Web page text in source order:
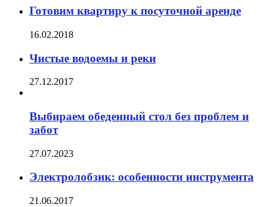
Готовим квартиру к посуточной аренде
16.02.2018
Чистые водоемы и реки
27.12.2017
Выбираем обеденный стол без проблем и
забот
27.07.2023
Электролобзик: особенности инструмента
21.06.2017